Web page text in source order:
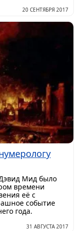
20 СЕНТЯБРЯ 2017
Мид было
времени
её с
событие
года.
31 АВГУСТА 2017